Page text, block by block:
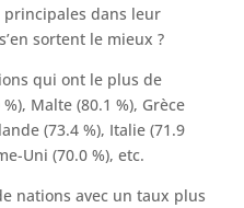
dans leur
sortent le mieux ?
qui ont le plus de
Malte (80.1 %), Grèce
(73.4 %), Italie (71.9
Uni (70.0 %), etc.
nations avec un taux plus